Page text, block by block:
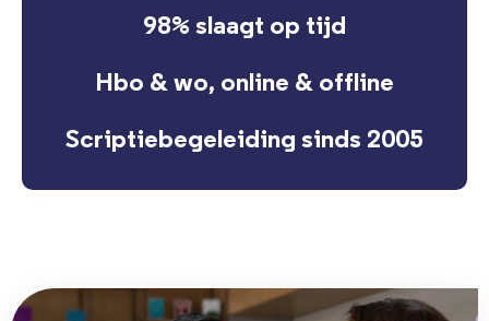
98% slaagt op tijd
Hbo & wo, online & offline
Scriptiebegeleiding sinds 2005